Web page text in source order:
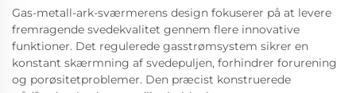
Gas-metall-ark-sværmerens design fokuserer på at levere
fremragende svedekvalitet gennem flere innovative
funktioner. Det regulerede gasstrømsystem sikrer en
konstant skærmning af svedepuljen, forhindrer forurening
og porøsitetproblemer. Den præcist konstruerede